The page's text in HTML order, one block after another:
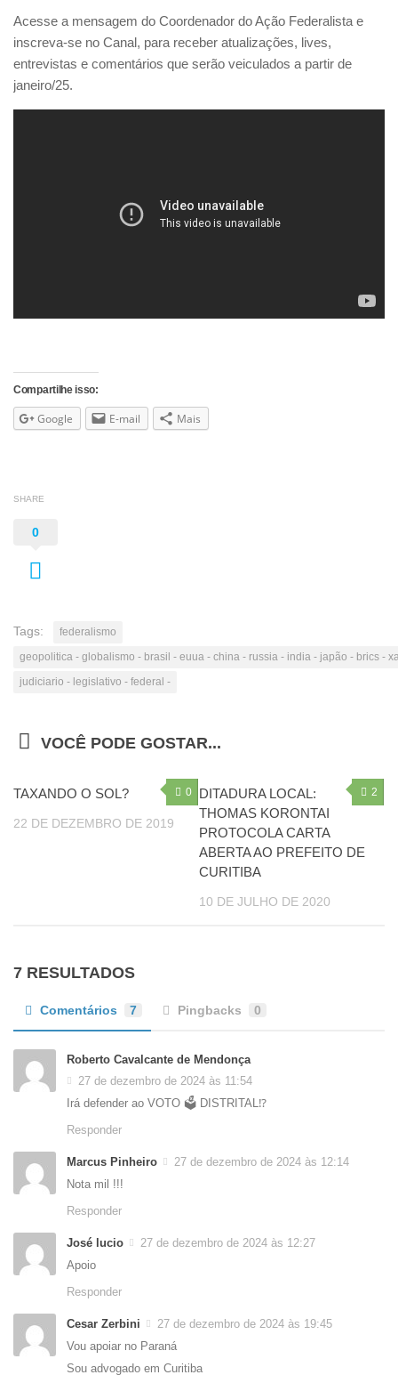
Acesse a mensagem do Coordenador do Ação Federalista e
inscreva-se no Canal, para receber atualizações, lives,
entrevistas e comentários que serão veiculados a partir de
janeiro/25.
Compartilhe isso:
Google E-mail Mais
SHARE
0
Tags:
federalismo
geopolitica - globalismo - brasil - euua - china - russia - india - japão - brics -
judiciario - legislativo - federal -
VOCÊ PODE GOSTAR...
0
TAXANDO O SOL?
22 DE DEZEMBRO DE 2019
2
DITADURA LOCAL:
THOMAS KORONTAI
PROTOCOLA CARTA
ABERTA AO PREFEITO DE
CURITIBA
10 DE JULHO DE 2020
7 RESULTADOS
Comentários 7 Pingbacks 0
Roberto Cavalcante de Mendonça
27 de dezembro de 2024 às 11:54
Irá defender ao VOTO 🗳 DISTRITAL⁉️
Responder
Marcus Pinheiro
27 de dezembro de 2024 às 12:14
Nota mil !!!
Responder
José lucio
27 de dezembro de 2024 às 12:27
Apoio
Responder
Cesar Zerbini
27 de dezembro de 2024 às 19:45
Vou apoiar no Paraná
Sou advogado em Curitiba